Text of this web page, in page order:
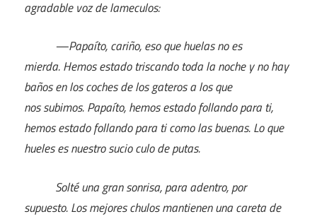
agradable voz de lameculos:
—Papaíto, cariño, eso que huelas no es
mierda. Hemos estado triscando toda la noche y no hay
baños en los coches de los gateros a los que
nos subimos. Papaíto, hemos estado follando para ti,
hemos estado follando para ti como las buenas. Lo que
hueles es nuestro sucio culo de putas.
Solté una gran sonrisa, para adentro, por
supuesto. Los mejores chulos mantienen una careta de